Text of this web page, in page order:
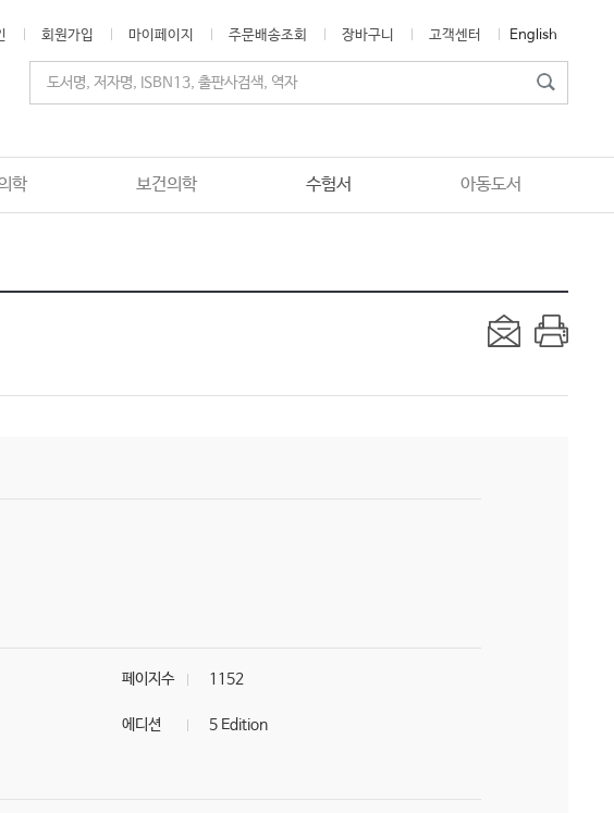
회원가입 마이페이지 주문배송조회 장바구니 고객센터 English
학 보건의학 수험서 아동도서
페이지수 1152
에디션 5 Edition